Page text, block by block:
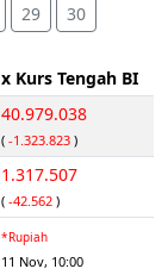
29 30
x Kurs Tengah BI
40.979.038
( -1.323.823 )
1.317.507
( -42.562 )
*Rupiah
11 Nov, 10:00